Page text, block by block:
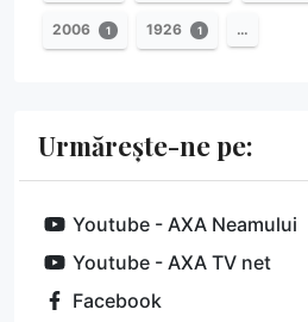
2006 1 1926 1 …
Urmărește-ne pe:
Youtube - AXA Neamului
Youtube - AXA TV net
Facebook